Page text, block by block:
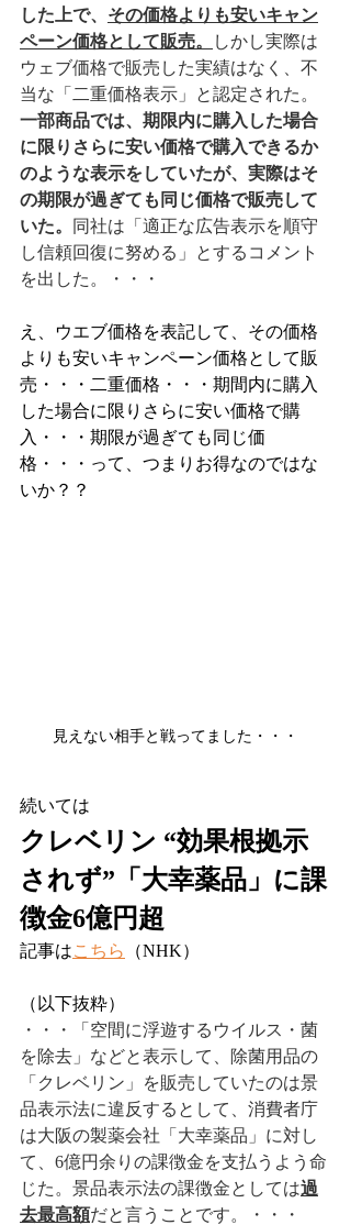
した上で、 その価格よりも安いキャン
ペーン価格として販売。
しかし実際は
ウェブ価格で販売した実績はなく、不
当な「二重価格表示」と認定された。
一部商品では、期限内に購入した場合
に限りさらに安い価格で購入できるか
のような表示をしていたが、実際はそ
の期限が過ぎても同じ価格で販売して
いた。
同社は「適正な広告表示を順守
し信頼回復に努める」とするコメント
を出した。・・・
え、ウエブ価格を表記して、その価格
よりも安いキャンペーン価格として販
売・・・二重価格・・・期間内に購入
した場合に限りさらに安い価格で購
入・・・期限が過ぎても同じ価
格・・・って、つまりお得なのではな
いか？？
見えない相手と戦ってました・・・
続いては
クレベリン “効果根拠示
されず”「大幸薬品」に課
徴金6億円超
記事はこちら （NHK）
（以下抜粋）
・・・「空間に浮遊するウイルス・菌
を除去」などと表示して、除菌用品の
「クレベリン」を販売していたのは景
品表示法に違反するとして、消費者庁
は大阪の製薬会社「大幸薬品」に対し
て、6億円余りの課徴金を支払うよう命
じた。景品表示法の課徴金としては過
去最高額だと言うことです。・・・